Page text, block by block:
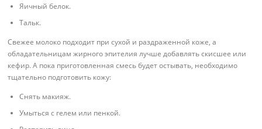
Яичный белок.
Тальк.
Свежее молоко подходит при сухой и раздраженной коже, а
обладательницам жирного эпителия лучше добавлять скисшее или
кефир. А пока приготовленная смесь будет остывать, необходимо
тщательно подготовить кожу:
Снять макияж.
Умыться с гелем или пенкой.